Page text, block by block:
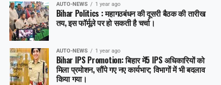
AUTO-NEWS 1 year ago
Bihar Politics : महागठबंधन की दूसरी बैठक की तारीख
तय, इस फॉर्मूले पर हो सकती है चर्चा।
AUTO-NEWS 1 year ago
Bihar IPS Promotion: बिहार में5 IPS अधिकारियों को
मिला प्रमोशन, सौंपे गए नए कार्यभार; विभागों में भी बदलाव
किया गया।